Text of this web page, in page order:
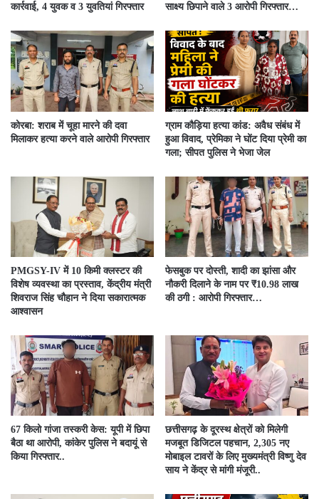
कार्रवाई, 4 युवक व 3 युवतियां गिरफ्तार
साक्ष्य छिपाने वाले 3 आरोपी गिरफ्तार…
कोरबा: शराब में चूहा मारने की दवा
मिलाकर हत्या करने वाले आरोपी गिरफ्तार
ग्राम कौड़िया हत्या कांड: अवैध संबंध में
हुआ विवाद, प्रेमिका ने घोंट दिया प्रेमी का
गला; सीपत पुलिस ने भेजा जेल
PMGSY-IV में 10 किमी क्लस्टर की
विशेष व्यवस्था का प्रस्ताव, केंद्रीय मंत्री
शिवराज सिंह चौहान ने दिया सकारात्मक
आश्वासन
फेसबुक पर दोस्ती, शादी का झांसा और
नौकरी दिलाने के नाम पर ₹10.98 लाख
की ठगी : आरोपी गिरफ्तार…
67 किलो गांजा तस्करी केस: यूपी में छिपा
बैठा था आरोपी, कांकेर पुलिस ने बदायूं से
किया गिरफ्तार..
छत्तीसगढ़ के दूरस्थ क्षेत्रों को मिलेगी
मजबूत डिजिटल पहचान, 2,305 नए
मोबाइल टावरों के लिए मुख्यमंत्री विष्णु देव
साय ने केंद्र से मांगी मंजूरी..